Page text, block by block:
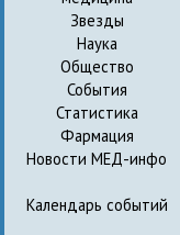
Звезды
Наука
Общество
События
Статистика
Фармация
Новости МЕД-инфо
Календарь событий